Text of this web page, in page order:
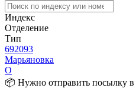
Индекс
Отделение
Тип
692093
Марьяновка
О
📦 Нужно отправить посылку в